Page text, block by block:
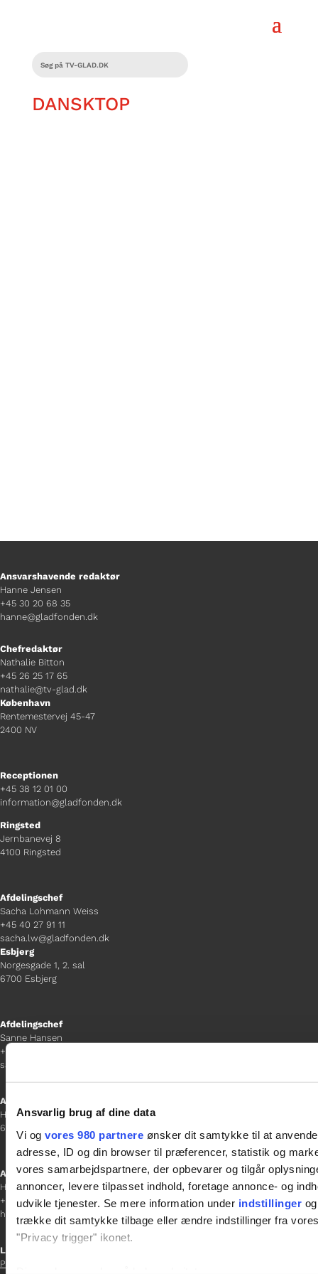
Ansvarlig brug af dine data
Vi og vores 980 partnere ønsker dit samtykke til at
adresse, ID og din browser til præferencer, statistik og
vores samarbejdspartnere, der opbevarer og tilgår
annoncer, levere tilpasset indhold, foretage annonce- og
udvikle tjenester. Se mere information under indstillinger
trække dit samtykke tilbage eller ændre indstillinger fra
"Privacy trigger" ikonet.
DANSKTOP
Ansvarshavende redaktør
Hanne Jensen
+45 30 20 68 35
hanne@gladfonden.dk
Chefredaktør
Nathalie Bitton
+45 26 25 17 65
nathalie@tv-glad.dk
København
Rentemestervej 45-47
2400 NV
Receptionen
+45 38 12 01 00
information@gladfonden.dk
Ringsted
Jernbanevej 8
4100 Ringsted
Afdelingschef
Sacha Lohmann Weiss
+45 40 27 91 11
sacha.lw@gladfonden.dk
Esbjerg
Norgesgade 1, 2. sal
6700 Esbjerg
Afdelingschef
Sanne Hansen
+45 23 69 19 35
sanne.h@gladfonden.dk
Aabenraa
H P Hanssens Gade 23, 2.
6200 Aabenraa
Afdelingschef
Helene Teichert
+45 29 37 32 41
helene.t@gladfonden.dk
Links
Persondatapolitik